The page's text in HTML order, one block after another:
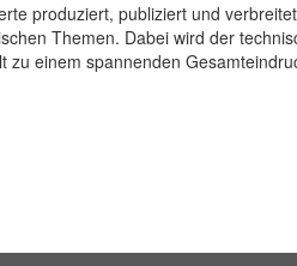
produziert, publiziert und
Themen. Dabei wird der
zu einem spannenden